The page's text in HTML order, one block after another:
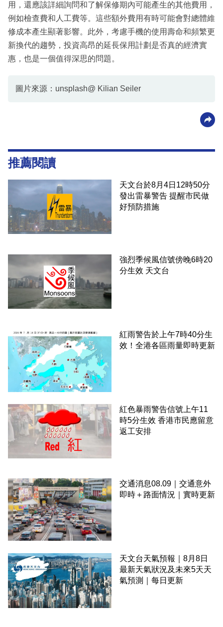
用，還應該詳細詢問和了解保修期內可能產生的其他費用，
例如檢查費和人工費等。這些額外費用有時可能會對總體維
修成本產生顯著影響。此外，考慮手機的使用壽命和頻繁更
新換代的趨勢，投資高昂的延長保用計劃是否真的經濟實
惠，也是一個值得深思的問題。
圖片來源：unsplash@ Kilian Seiler
推薦閱讀
天文台於8月4日12時50分
發出雷暴警告 提醒市民做
好預防措施
強烈季候風信號傍晚6時20
分生效 天文台
紅雨警告於上午7時40分生
效！全港各區雨量即時更新
紅色暴雨警告信號上午11
時5分生效 香港市民應留意
返工安排
交通消息08.09｜交通意外
即時＋路面情況｜實時更新
天文台天氣預報｜8月8日
最新天氣狀況及未來5天天
氣預測｜每日更新